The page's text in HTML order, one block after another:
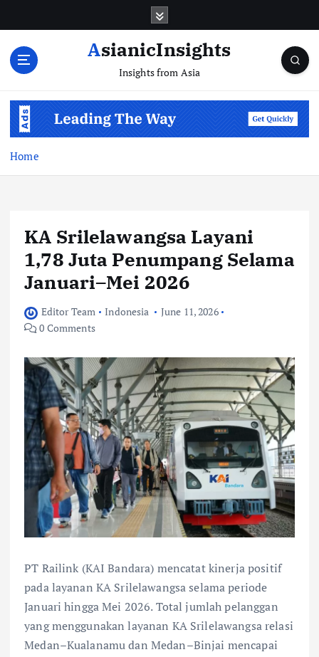
AsianicInsights
Insights from Asia
Home
KA Srilelawangsa Layani
1,78 Juta Penumpang Selama
Januari–Mei 2026
Editor Team Indonesia
June 11, 2026
0 Comments
PT Railink (KAI Bandara) mencatat kinerja positif
pada layanan KA Srilelawangsa selama periode
Januari hingga Mei 2026. Total jumlah pelanggan
yang menggunakan layanan KA Srilelawangsa relasi
Medan–Kualanamu dan Medan–Binjai mencapai